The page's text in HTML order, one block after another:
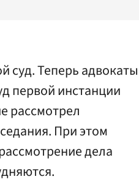
суд. Теперь адвокаты
первой инстанции
рассмотрел
При этом
дела